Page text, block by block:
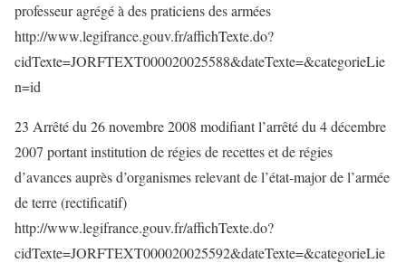
professeur agrégé à des praticiens des armées
http://www.legifrance.gouv.fr/affichTexte.do?
cidTexte=JORFTEXT000020025588&dateTexte=&categorieLie
n=id
23 Arrêté du 26 novembre 2008 modifiant l’arrêté du 4 décembre
2007 portant institution de régies de recettes et de régies
d’avances auprès d’organismes relevant de l’état-major de l’armée
de terre (rectificatif)
http://www.legifrance.gouv.fr/affichTexte.do?
cidTexte=JORFTEXT000020025592&dateTexte=&categorieLie